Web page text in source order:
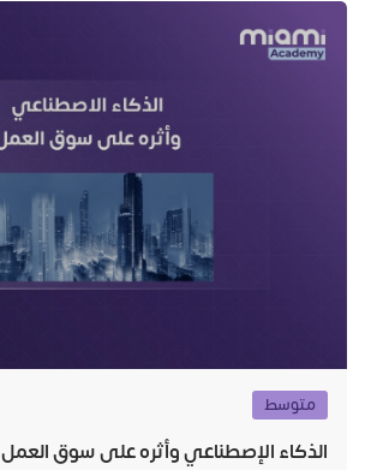
متوسط
الذكاء الإصطناعي وأثره على سوق العمل